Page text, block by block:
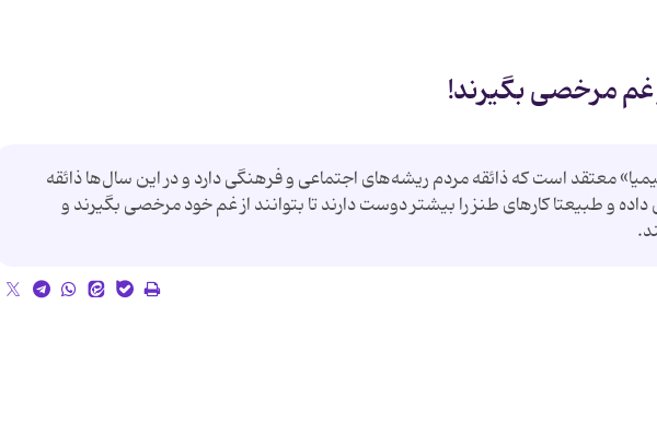
غم مرخصی بگیرند!
معتقد است که ذائقه مردم ریشه‌های اجتماعی و فرهنگی دارد و در این سال‌ها ذائقه
و طبیعتا کارهای طنز را بیشتر دوست دارند تا بتوانند از غم خود مرخصی بگیرند و